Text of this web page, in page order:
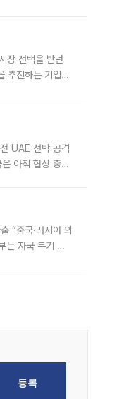
장 선택을 받던
추진하는 기업들
UAE 선박 공격
아직 협상 중이
“중국·러시아 의
는 자국 무기 공